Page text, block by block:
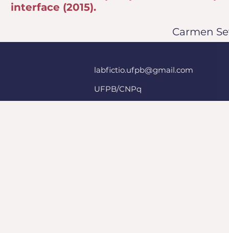
interface (2015).
Carmen
labfictio.ufpb@gmail.com
UFPB/CNPq